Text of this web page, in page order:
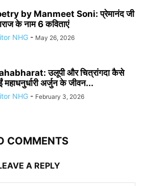
by Manmeet Soni: प्रेमानंद जी
के नाम 6 कविताएं
NHG - May 26, 2026
उलूपी और चित्रांगदा कैसे
अर्जुन के जीवन...
NHG - February 3, 2026
COMMENTS
A REPLY